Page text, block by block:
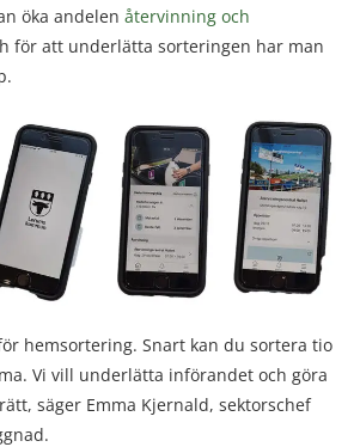
öka andelen återvinning och
för att underlätta sorteringen har man
hemsortering. Snart kan du sortera tio
Vi vill underlätta införandet och göra
säger Emma Kjernald, sektorschef